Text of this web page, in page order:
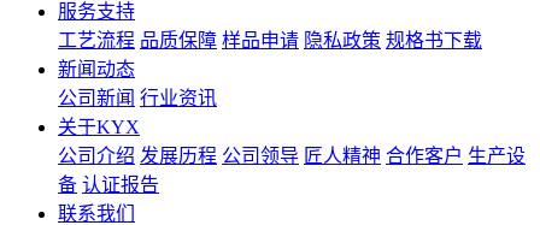
服务支持
工艺流程 品质保障 样品申请 隐私政策 规格书下载
新闻动态
公司新闻 行业资讯
关于KYX
公司介绍 发展历程 公司领导 匠人精神 合作客户 生产设
备 认证报告
联系我们